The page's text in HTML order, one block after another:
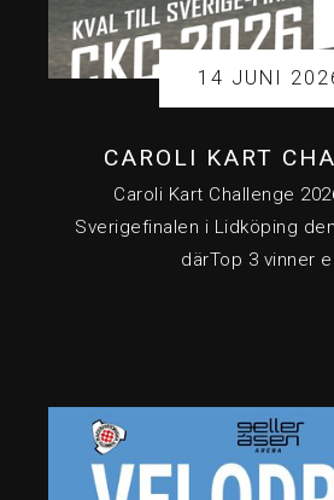
14 JUNI
CAROLI KART
Caroli Kart Challenge
Sverigefinalen i Lidköping
därTop 3 vinner